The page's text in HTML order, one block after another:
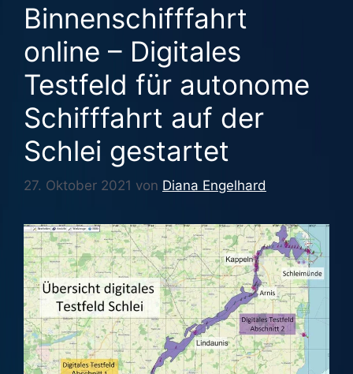
Binnenschifffahrt
online – Digitales
Testfeld für autonome
Schifffahrt auf der
Schlei gestartet
27. Oktober 2021 von Diana Engelhard